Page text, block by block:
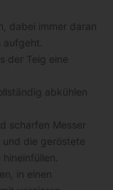
dabei immer daran
der Teig eine
abkühlen
scharfen Messer
und die geröstete
in einen